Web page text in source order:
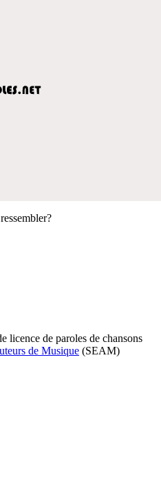
licence de paroles de chansons
de Musique (SEAM)